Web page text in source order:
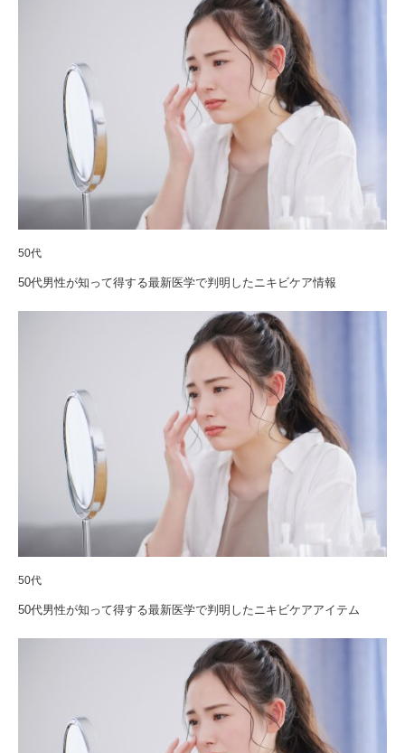
50代
50代男性が知って得する最新医学で判明したニキビケア情報
50代
50代男性が知って得する最新医学で判明したニキビケアアイテム